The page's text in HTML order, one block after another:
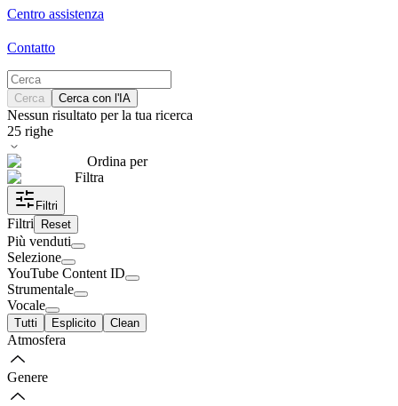
Centro assistenza
Contatto
Cerca Cerca con l'IA
Nessun risultato per la tua ricerca
25 righe
Ordina per
Filtra
Filtri
Filtri Reset
Più venduti
Selezione
YouTube Content ID
Strumentale
Vocale
Tutti Esplicito Clean
Atmosfera
Genere